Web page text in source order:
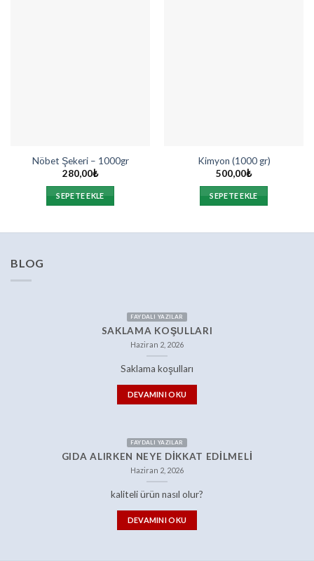
Nöbet Şekeri – 1000gr
280,00₺
SEPETE EKLE
Kimyon (1000 gr)
500,00₺
SEPETE EKLE
BLOG
FAYDALI YAZILAR
SAKLAMA KOŞULLARI
Haziran 2, 2026
Saklama koşulları
DEVAMINI OKU
FAYDALI YAZILAR
GIDA ALIRKEN NEYE DIKKAT EDILMELI
Haziran 2, 2026
kaliteli ürün nasıl olur?
DEVAMINI OKU